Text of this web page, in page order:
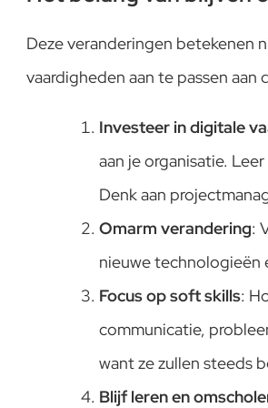
Deze veranderingen betekenen
vaardigheden aan te passen
Investeer in digitale
aan je organisatie.
Denk aan
Omarm verandering:
nieuwe technologieën
Focus op soft skills:
communicatie,
want ze zullen steeds
Blijf leren en